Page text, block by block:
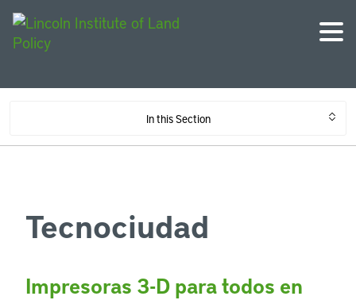
In this Section
Tecnociudad
Impresoras 3-D para todos en